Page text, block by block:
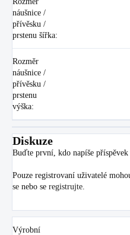
náušnice /
přívěsku /
prstenu šířka:
Rozměr
náušnice /
přívěsku /
prstenu
výška:
Diskuze
Buďte první, kdo napíše příspěvek
Pouze registrovaní uživatelé
se nebo se registrujte
Výrobní